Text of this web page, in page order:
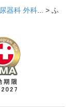
器科 外科... > ふ